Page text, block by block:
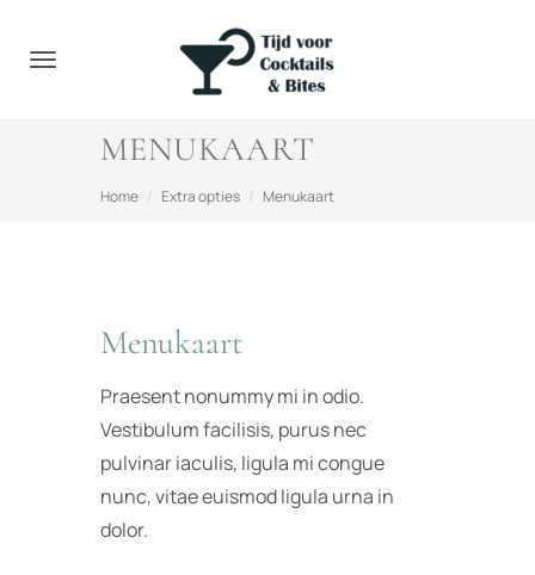
Toggle navigation
MENUKAART
Home Extra opties Menukaart
Menukaart
Praesent nonummy mi in odio.
Vestibulum facilisis, purus nec
pulvinar iaculis, ligula mi congue
nunc, vitae euismod ligula urna in
dolor.